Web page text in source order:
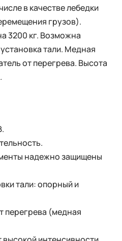
в качестве лебедки
грузов).
3200 кг. Возможна
тали. Медная
от перегрева. Высота
надежно защищены
тали: опорный и
перегрева (медная